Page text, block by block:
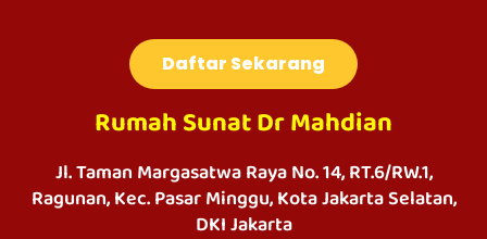
Daftar Sekarang
Rumah Sunat Dr Mahdian
Jl. Taman Margasatwa Raya No. 14, RT.6/RW.1,
Ragunan, Kec. Pasar Minggu, Kota Jakarta Selatan,
DKI Jakarta